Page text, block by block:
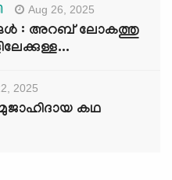
Aug 26, 2025
: അറബ് ലോകത്തു
2025
കഥ